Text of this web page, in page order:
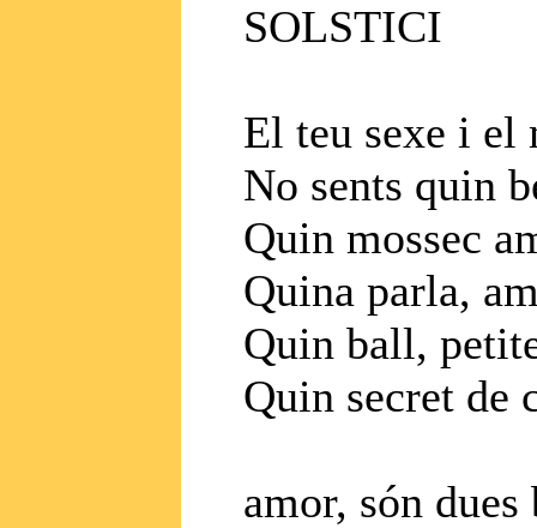
SOLSTICI
El teu sexe i el
No sents quin
Quin mossec
Quina parla,
Quin ball,
Quin secret de
amor, són dues